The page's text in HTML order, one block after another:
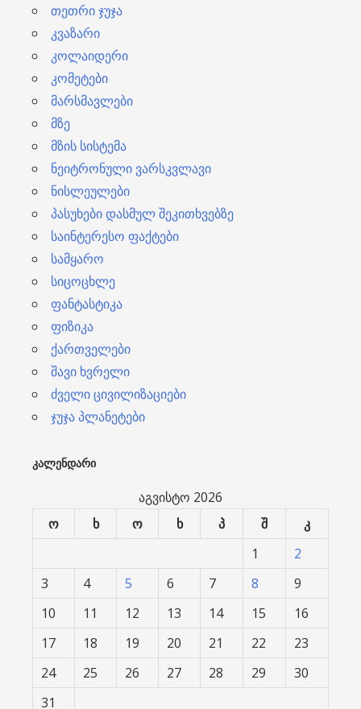
თეთრი ჯუჯა
კვაზარი
კოლაიდერი
კომეტები
მარსმავლები
მზე
მზის სისტემა
ნეიტრონული ვარსკვლავი
ნისლეულები
პასუხები დასმულ შეკითხვებზე
საინტერესო ფაქტები
სამყარო
სიცოცხლე
ფანტასტიკა
ფიზიკა
ქართველები
შავი ხვრელი
ძველი ცივილიზაციები
ჯუჯა პლანეტები
ᲙᲐᲚᲔᲜᲓᲐᲠᲘ
აგვისტო 2026
ო
ხ ო ხ პ შ
კ
1
2
3
4 5 6 7 8
9
10
11 12 13 14 15
16
17
18 19 20 21 22
23
24
25 26 27 28 29
30
31